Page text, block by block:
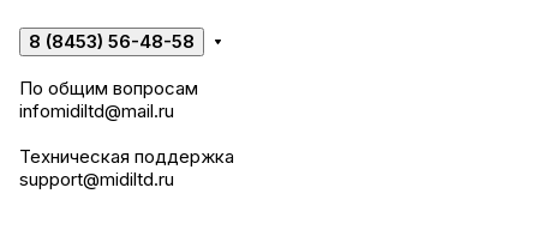
8 (8453) 56-48-58
По общим вопросам
infomidiltd@mail.ru
Техническая поддержка
support@midiltd.ru